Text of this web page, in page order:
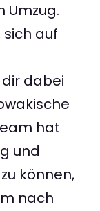
Umzug.
sich auf
dabei
hat
und
können,
nach